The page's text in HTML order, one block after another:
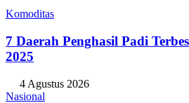
Komoditas
7 Daerah Penghasil Padi
2025
4 Agustus 2026
Nasional